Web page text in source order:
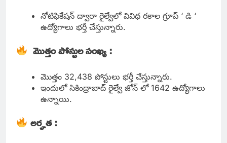
నోటిఫికేషన్ ద్వారా రైల్వేలో వివిధ రకాల గ్రూప్ ‘ డి ‘
ఉద్యోగాలు భర్తీ చేస్తున్నారు.
మొత్తం పోస్టుల సంఖ్య :
మొత్తం 32,438 పోస్టులు భర్తీ చేస్తున్నారు.
ఇందులో సికింద్రాబాద్ రైల్వే జోన్ లో 1642 ఉద్యోగాలు
ఉన్నాయి.
అర్హత :